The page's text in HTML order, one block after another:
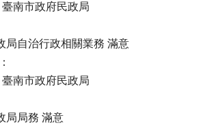
南市政府民政局
局自治行政相關業務 滿意
南市政府民政局
局局務 滿意